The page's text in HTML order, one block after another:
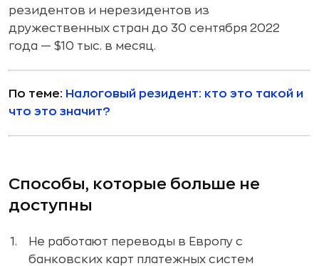
резидентов и нерезидентов из
дружественных стран до 30 сентября 2022
года — $10 тыс. в месяц.
По теме: Налоговый резидент: кто это такой и
что это значит?
Способы, которые больше не
доступны
Не работают переводы в Европу с
банковских карт платежных систем